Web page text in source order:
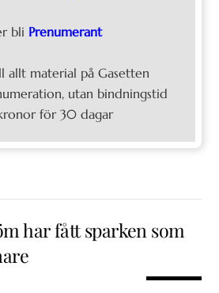
bli Prenumerant
allt material på Gasetten
utan bindningstid
för 30 dagar
har fått sparken som